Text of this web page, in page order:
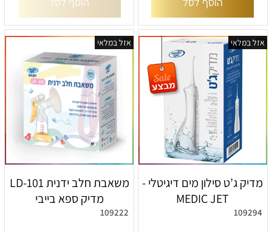
אזל במלאי
מדיק ג’ט סילון מים דיגיטלי -
MEDIC JET
109294
אזל במלאי
משאבת חלב ידנית LD-101
מדיק ספא בייבי
109222